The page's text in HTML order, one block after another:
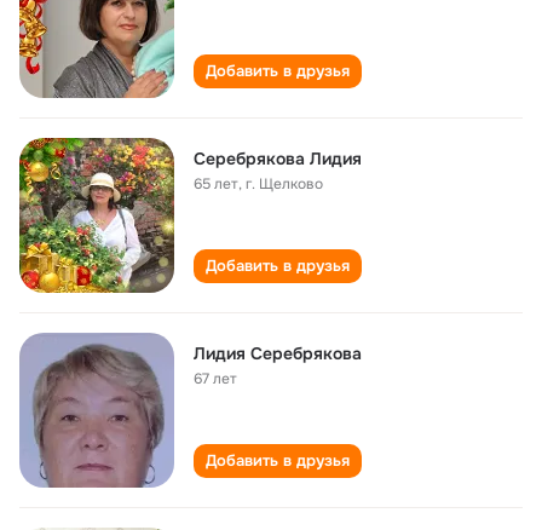
Добавить в друзья
Серебрякова Лидия
65 лет,г. Щелково
Добавить в друзья
Лидия Серебрякова
67 лет
Добавить в друзья